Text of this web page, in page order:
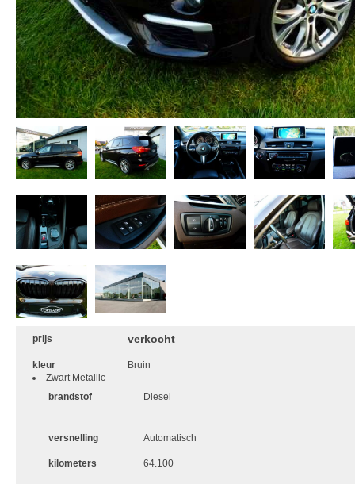
prijs verkocht
kleur
Bruin
Zwart Metallic
brandstof
Diesel
versnelling Automatisch
kilometers 64.100